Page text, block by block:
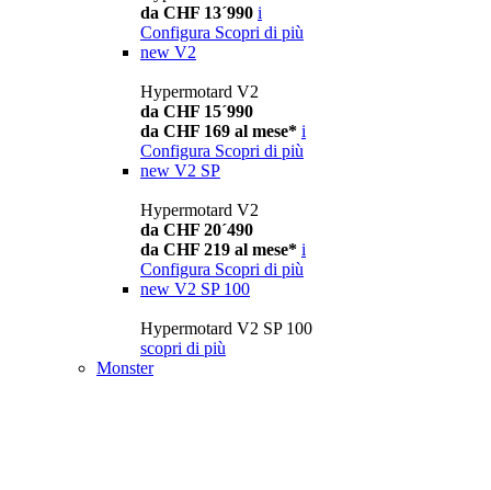
da CHF 13´990 i
Configura Scopri di più
new V2
Hypermotard V2
da CHF 15´990
da CHF 169 al mese* i
Configura Scopri di più
new V2 SP
Hypermotard V2
da CHF 20´490
da CHF 219 al mese* i
Configura Scopri di più
new V2 SP 100
Hypermotard V2 SP 100
scopri di più
Monster